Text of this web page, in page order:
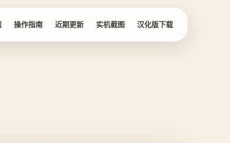
操作指南 近期更新 实机截图 汉化版下载